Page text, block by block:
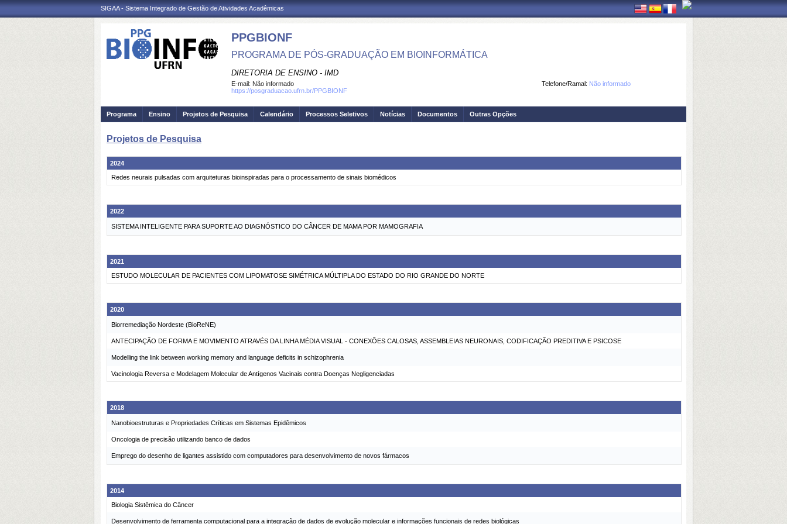
SIGAA - Sistema Integrado de Gestão de Atividades Acadêmicas
PPGBIONF
PROGRAMA DE PÓS-GRADUAÇÃO EM BIOINFORMÁTICA
DIRETORIA DE ENSINO - IMD
Telefone/Ramal: Não informado
E-mail: Não informado
https://posgraduacao.ufrn.br/PPGBIONF
Programa Ensino Projetos de Pesquisa Calendário Processos Seletivos Notícias Documentos Outras Opções
Projetos de Pesquisa
2024
Redes neurais pulsadas com arquiteturas bioinspiradas para o processamento de sinais biomédicos
2022
SISTEMA INTELIGENTE PARA SUPORTE AO DIAGNÓSTICO DO CÂNCER DE MAMA POR MAMOGRAFIA
2021
ESTUDO MOLECULAR DE PACIENTES COM LIPOMATOSE SIMÉTRICA MÚLTIPLA DO ESTADO DO RIO GRANDE DO NORTE
2020
Biorremediação Nordeste (BioReNE)
ANTECIPAÇÃO DE FORMA E MOVIMENTO ATRAVÉS DA LINHA MÉDIA VISUAL - CONEXÕES CALOSAS, ASSEMBLEIAS NEURONAIS, CODIFICAÇÃO PREDITIVA E PSICOSE
Modelling the link between working memory and language deficits in schizophrenia
Vacinologia Reversa e Modelagem Molecular de Antígenos Vacinais contra Doenças Negligenciadas
2018
Nanobioestruturas e Propriedades Críticas em Sistemas Epidêmicos
Oncologia de precisão utilizando banco de dados
Emprego do desenho de ligantes assistido com computadores para desenvolvimento de novos fármacos
2014
Biologia Sistêmica do Câncer
Desenvolvimento de ferramenta computacional para a integração de dados de evolução molecular e informações funcionais de redes biológicas